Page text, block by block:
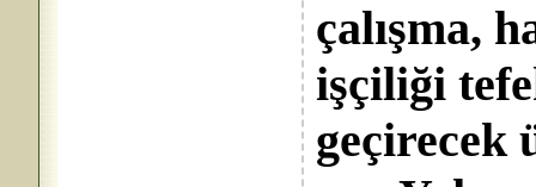
çalışma,
işçiliği
geçirecek